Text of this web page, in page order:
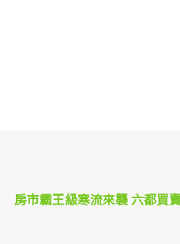
房市霸王級寒流來襲 六都買